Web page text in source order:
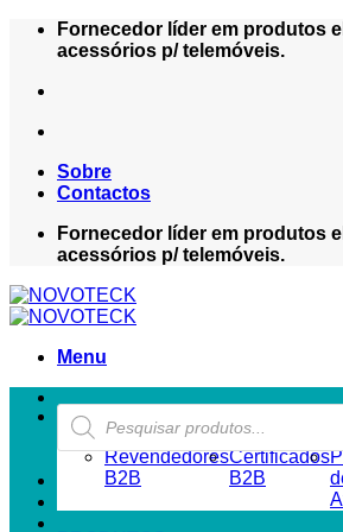
Skip
Fornecedor líder em produtos
acessórios p/ telemóveis.
Sobre
Contactos
Fornecedor líder em produtos
acessórios p/ telemóveis.
Menu
Products
search
ZONA REVENDEDOR-B2B
Revendedores
B2B
Certificados
B2B